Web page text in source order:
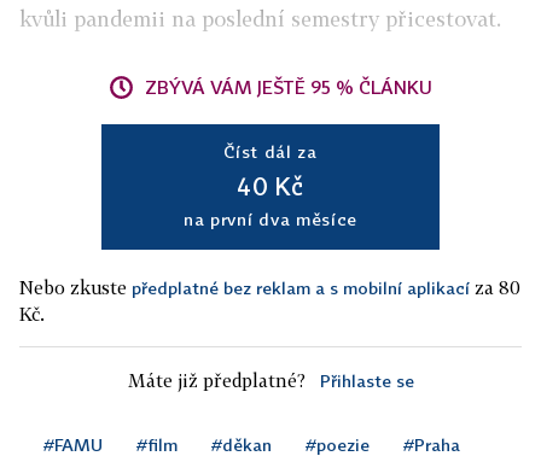
kvůli pandemii na poslední semestry přicestovat.
ZBÝVÁ VÁM JEŠTĚ 95 % ČLÁNKU
Číst dál za
40 Kč
na první dva měsíce
Nebo zkuste předplatné bez reklam a s mobilní aplikací za 80
Kč.
Máte již předplatné? Přihlaste se
#FAMU #film #děkan #poezie #Praha